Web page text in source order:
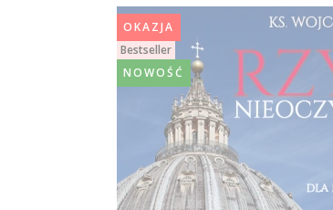
OKAZJA
Bestseller
NOWOŚĆ